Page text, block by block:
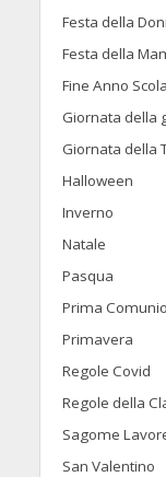
Festa della
Festa della
Fine Anno
Giornata della
Giornata della
Halloween
Inverno
Natale
Pasqua
Prima
Primavera
Regole Covid
Regole della
Sagome
San Valentino